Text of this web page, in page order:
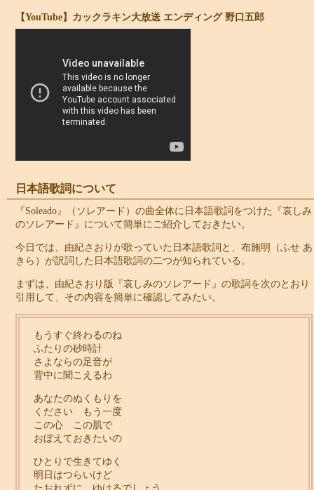
【YouTube】カックラキン大放送 エンディング 野口五郎
日本語歌詞について
『Soleado』（ソレアード）の曲全体に日本語歌詞をつけた『哀しみ
のソレアード』について簡単にご紹介しておきたい。
今日では、由紀さおりが歌っていた日本語歌詞と、布施明（ふせ あ
きら）が訳詞した日本語歌詞の二つが知られている。
まずは、由紀さおり版『哀しみのソレアード』の歌詞を次のとおり
引用して、その内容を簡単に確認してみたい。
もうすぐ終わるのね
ふたりの砂時計
さよならの足音が
背中に聞こえるわ
あなたのぬくもりを
ください もう一度
この心 この肌で
おぼえておきたいの
ひとりで生きてゆく
明日はつらいけど